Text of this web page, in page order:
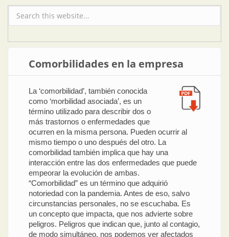
Formulario de búsqueda
Comorbilidades en la empresa
La ‘comorbilidad’, también conocida
como ‘morbilidad asociada’, es un
término utilizado para describir dos o
más trastornos o enfermedades que
ocurren en la misma persona. Pueden ocurrir al
mismo tiempo o uno después del otro. La
comorbilidad también implica que hay una
interacción entre las dos enfermedades que puede
empeorar la evolución de ambas.
“Comorbilidad” es un término que adquirió
notoriedad con la pandemia. Antes de eso, salvo
circunstancias personales, no se escuchaba. Es
un concepto que impacta, que nos advierte sobre
peligros. Peligros que indican que, junto al contagio,
de modo simultáneo, nos podemos ver afectados